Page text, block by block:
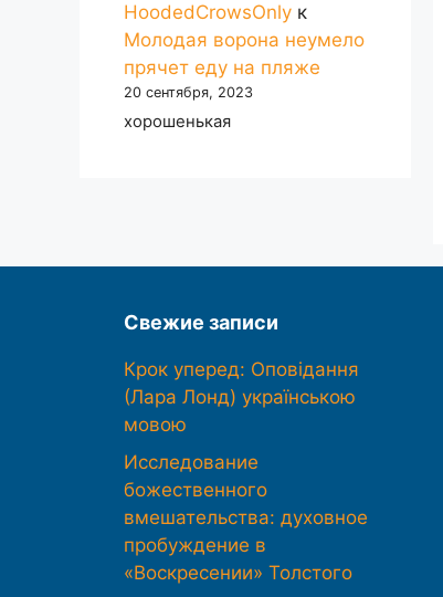
HoodedCrowsOnly к
Молодая ворона неумело
прячет еду на пляже
20 сентября, 2023
хорошенькая
Свежие записи
Крок уперед: Оповідання
(Лара Лонд) українською
мовою
Исследование
божественного
вмешательства: духовное
пробуждение в
«Воскресении» Толстого